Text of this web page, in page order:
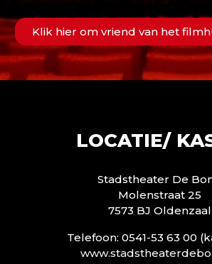
Klik hier om vriend van het
LOCATIE/
Stadstheater De
Molenstraat 25
7573 BJ Oldenzaal
Telefoon: 0541-53 63 00